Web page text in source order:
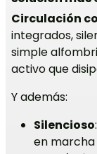
Circulación
integrados,
simple
activo que
Y además:
Silencioso
en marcha